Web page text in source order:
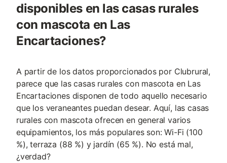
disponibles en las casas rurales
con mascota en Las
Encartaciones?
A partir de los datos proporcionados por Clubrural,
parece que las casas rurales con mascota en Las
Encartaciones disponen de todo aquello necesario
que los veraneantes puedan desear. Aquí, las casas
rurales con mascota ofrecen en general varios
equipamientos, los más populares son: Wi-Fi (100
%), terraza (88 %) y jardín (65 %). No está mal,
¿verdad?